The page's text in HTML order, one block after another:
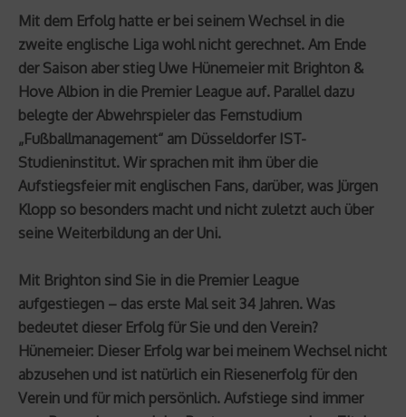
Mit dem Erfolg hatte er bei seinem Wechsel in die
zweite englische Liga wohl nicht gerechnet. Am Ende
der Saison aber stieg Uwe Hünemeier mit Brighton &
Hove Albion in die Premier League auf. Parallel dazu
belegte der Abwehrspieler das Fernstudium
„Fußballmanagement“ am Düsseldorfer IST-
Studieninstitut. Wir sprachen mit ihm über die
Aufstiegsfeier mit englischen Fans, darüber, was Jürgen
Klopp so besonders macht und nicht zuletzt auch über
seine Weiterbildung an der Uni.
Mit Brighton sind Sie in die Premier League
aufgestiegen – das erste Mal seit 34 Jahren. Was
bedeutet dieser Erfolg für Sie und den Verein?
Hünemeier: Dieser Erfolg war bei meinem Wechsel nicht
abzusehen und ist natürlich ein Riesenerfolg für den
Verein und für mich persönlich. Aufstiege sind immer